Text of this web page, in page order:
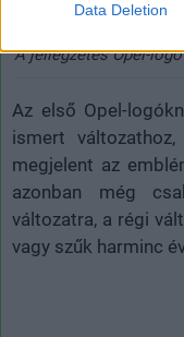
Data Deletion
A jellegzetes Opel-
Az első Opel-
ismert
megjelent az
azonban még
változatra, a régi
vagy szűk harminc